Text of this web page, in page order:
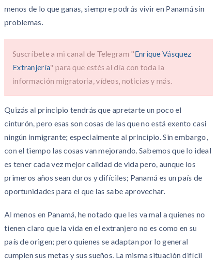
menos de lo que ganas, siempre podrás vivir en Panamá sin
problemas.
Suscríbete a mi canal de Telegram "Enrique Vásquez
Extranjería" para que estés al día con toda la
información migratoria, vídeos, noticias y más.
Quizás al principio tendrás que apretarte un poco el
cinturón, pero esas son cosas de las que no está exento casi
ningún inmigrante; especialmente al principio. Sin embargo,
con el tiempo las cosas van mejorando. Sabemos que lo ideal
es tener cada vez mejor calidad de vida pero, aunque los
primeros años sean duros y difíciles; Panamá es un país de
oportunidades para el que las sabe aprovechar.
Al menos en Panamá, he notado que les va mal a quienes no
tienen claro que la vida en el extranjero no es como en su
país de origen; pero quienes se adaptan por lo general
cumplen sus metas y sus sueños. La misma situación difícil